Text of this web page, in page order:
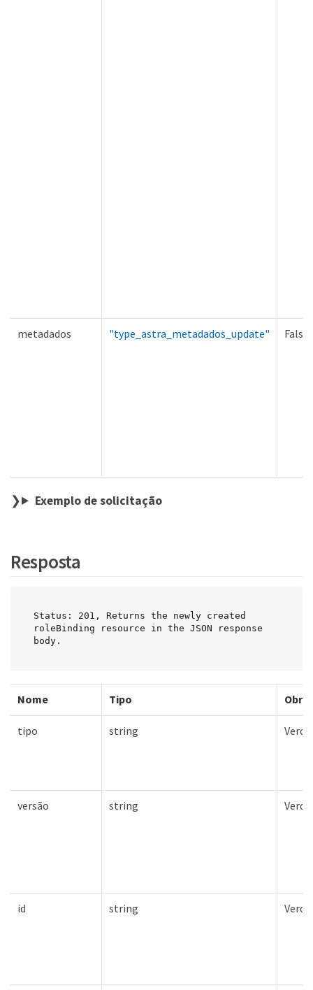
metadados "type_astra_metadados_update" Falso
Exemplo de solicitação
Resposta
Status: 201, Returns the newly created
roleBinding resource in the JSON response
body.
Nome Tipo
tipo string
versão string
id string